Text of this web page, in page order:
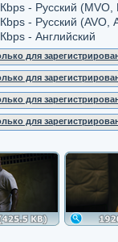
- Русский
- Русский (AVO,
- Английский
для
для
для
для